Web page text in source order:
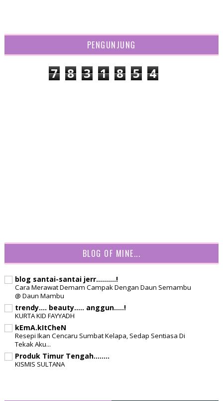
PENGUNJUNG
7 8 3 1 8 5 4
BLOG OF MINE...
blog santai-santai jerr..........!
Cara Merawat Demam Campak Dengan Daun Semambu
@ Daun Mambu
trendy.... beauty..... anggun.....!
KURTA KID FAYYADH
kEmA.kItCheN
Resepi Ikan Cencaru Sumbat Kelapa, Sedap Sentiasa Di
Tekak Aku...
Produk Timur Tengah........
KISMIS SULTANA